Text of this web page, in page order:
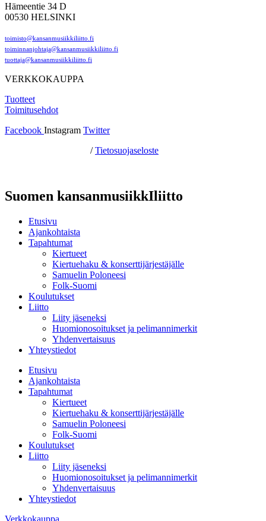
Hämeentie 34 D
00530 HELSINKI
toimisto@kansanmusiikkiliitto.fi
toiminnanjohtaja@kansanmusiikkiliitto.fi
tuottaja@kansanmusiikkiliitto.fi
VERKKOKAUPPA
Tuotteet
Toimitusehdot
Facebook Instagram Twitter
/Tietosuojaseloste
Suomen kansanmusiikkIliitto
Etusivu
Ajankohtaista
Tapahtumat
Kiertueet
Kiertuehaku & konserttijärjestäjälle
Samuelin Poloneesi
Folk-Suomi
Koulutukset
Liitto
Liity jäseneksi
Huomionosoitukset ja pelimannimerkit
Yhdenvertaisuus
Yhteystiedot
Etusivu
Ajankohtaista
Tapahtumat
Kiertueet
Kiertuehaku & konserttijärjestäjälle
Samuelin Poloneesi
Folk-Suomi
Koulutukset
Liitto
Liity jäseneksi
Huomionosoitukset ja pelimannimerkit
Yhdenvertaisuus
Yhteystiedot
Verkkokauppa